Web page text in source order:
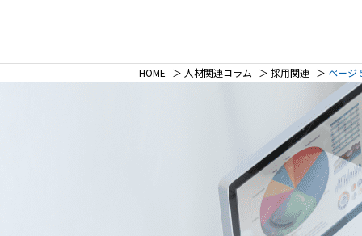
HOME ＞ 人材関連コラム ＞ 採用関連 ＞ ページ